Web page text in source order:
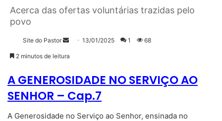
Acerca das ofertas voluntárias trazidas pelo
povo
Site do Pastor
Mande
mail
13/01/2025 1 68
2 minutos de leitura
A GENEROSIDADE NO SERVIÇO AO
SENHOR – Cap.7
A Generosidade no Serviço ao Senhor, ensinada no